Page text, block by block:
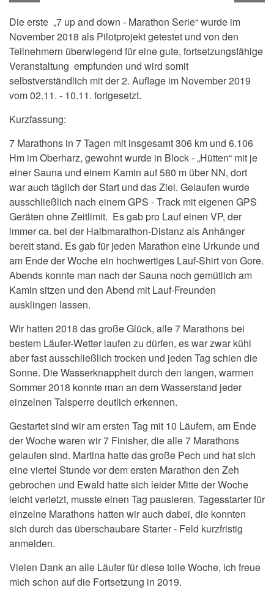
Die erste „7 up and down - Marathon Serie“ wurde im
November 2018 als Pilotprojekt getestet und von den
Teilnehmern überwiegend für eine gute, fortsetzungsfähige
Veranstaltung empfunden und wird somit
selbstverständlich mit der 2. Auflage im November 2019
vom 02.11. - 10.11. fortgesetzt.
Kurzfassung:
7 Marathons in 7 Tagen mit insgesamt 306 km und 6.106
Hm im Oberharz, gewohnt wurde in Block - „Hütten“ mit je
einer Sauna und einem Kamin auf 580 m über NN, dort
war auch täglich der Start und das Ziel. Gelaufen wurde
ausschließlich nach einem GPS - Track mit eigenen GPS
Geräten ohne Zeitlimit. Es gab pro Lauf einen VP, der
immer ca. bei der Halbmarathon-Distanz als Anhänger
bereit stand. Es gab für jeden Marathon eine Urkunde und
am Ende der Woche ein hochwertiges Lauf-Shirt von Gore.
Abends konnte man nach der Sauna noch gemütlich am
Kamin sitzen und den Abend mit Lauf-Freunden
ausklingen lassen.
Wir hatten 2018 das große Glück, alle 7 Marathons bei
bestem Läufer-Wetter laufen zu dürfen, es war zwar kühl
aber fast ausschließlich trocken und jeden Tag schien die
Sonne. Die Wasserknappheit durch den langen, warmen
Sommer 2018 konnte man an dem Wasserstand jeder
einzelnen Talsperre deutlich erkennen.
Gestartet sind wir am ersten Tag mit 10 Läufern, am Ende
der Woche waren wir 7 Finisher, die alle 7 Marathons
gelaufen sind. Martina hatte das große Pech und hat sich
eine viertel Stunde vor dem ersten Marathon den Zeh
gebrochen und Ewald hatte sich leider Mitte der Woche
leicht verletzt, musste einen Tag pausieren. Tagesstarter für
einzelne Marathons hatten wir auch dabei, die konnten
sich durch das überschaubare Starter - Feld kurzfristig
anmelden.
Vielen Dank an alle Läufer für diese tolle Woche, ich freue
mich schon auf die Fortsetzung in 2019.